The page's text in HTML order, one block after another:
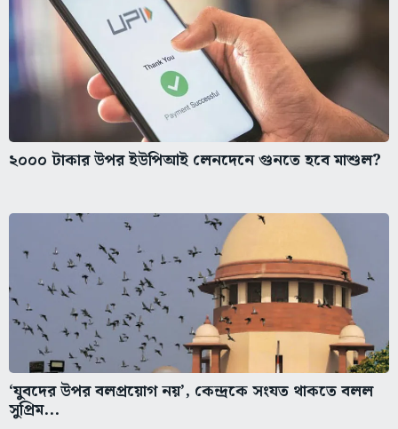
২০০০ টাকার উপর ইউপিআই লেনদেনে গুনতে হবে মাশুল?
‘যুবদের উপর বলপ্রয়োগ নয়’, কেন্দ্রকে সংযত থাকতে বলল
সুপ্রিম...